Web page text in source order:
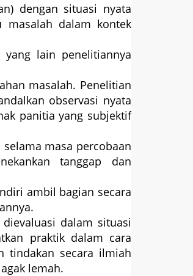
dengan situasi nyata
masalah dalam kontek
lain penelitiannya
masalah. Penelitian
observasi nyata
panitia yang subjektif
masa percobaan
tanggap dan
ambil bagian secara
dalam situasi
praktik dalam cara
tindakan secara ilmiah
lemah.